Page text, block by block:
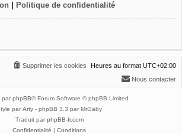
Politique de confidentialité
Heures au format UTC+02:00
Supprimer les cookies
Nous contacter
par phpBB® Forum Software © phpBB Limited
par Arty - phpBB 3.3 par MrGaby
Traduit par phpBB-fr.com
Confidentialité
Conditions